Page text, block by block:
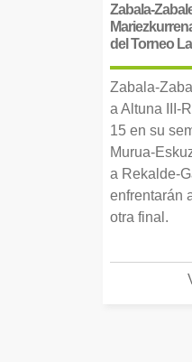
Zabala-
del Torneo
Zabala-
a Altuna III-
15 en su
Murua-
a Rekalde-
enfrentarán
otra final.